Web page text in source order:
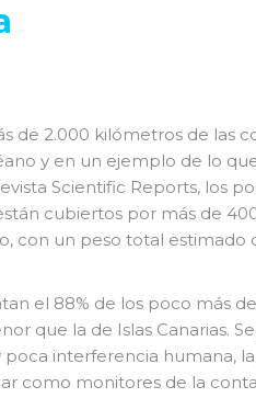
de 2.000 kilómetros de las
y en un ejemplo de lo
Scientific Reports, los
cubiertos por más de
con un peso total estimado
el 88% de los poco más
que la de Islas Canarias.
interferencia humana,
como monitores de la